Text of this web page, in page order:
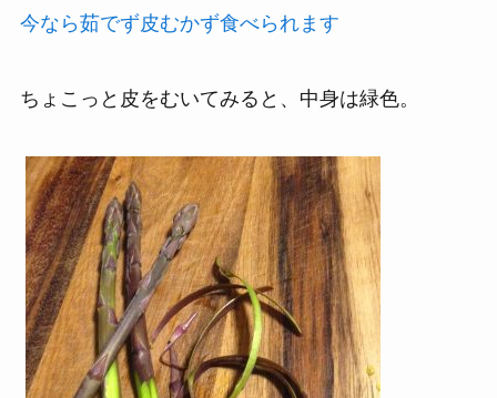
今なら茹でず皮むかず食べられます
ちょこっと皮をむいてみると、中身は緑色。